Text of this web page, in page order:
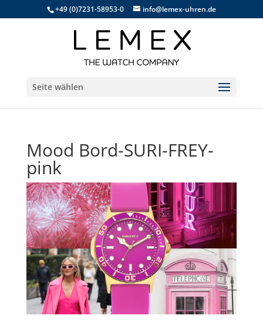
+49 (0)7231-58953-0 info@lemex-uhren.de
Seite wählen
Mood Bord-SURI-FREY-
pink